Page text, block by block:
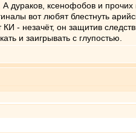
дураков, ксенофобов и
вот любят блестнуть
- незачёт, он защитив
и заигрывать с глупостью.